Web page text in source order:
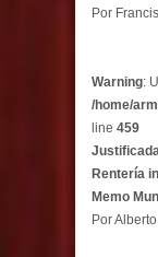
Por
Warning:
/home/
line 459
Rentería
Memo
Por